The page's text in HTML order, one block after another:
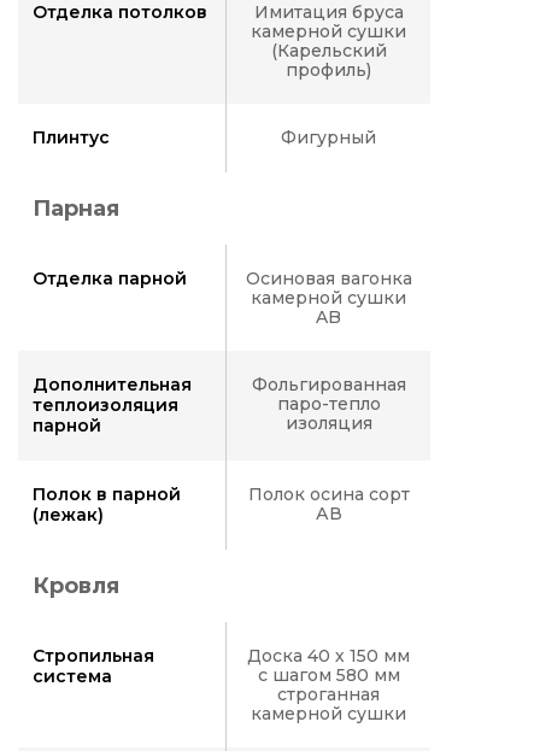
Отделка потолков
Имитация бруса
камерной сушки
(Карельский
профиль)
Плинтус Фигурный
Парная
Отделка парной
Осиновая вагонка
камерной сушки
AB
Дополнительная
теплоизоляция
парной
Фольгированная
паро-тепло
изоляция
Полок в парной
(лежак)
Полок осина сорт
АВ
Кровля
Стропильная
система
Доска 40 х 150 мм
с шагом 580 мм
строганная
камерной сушки